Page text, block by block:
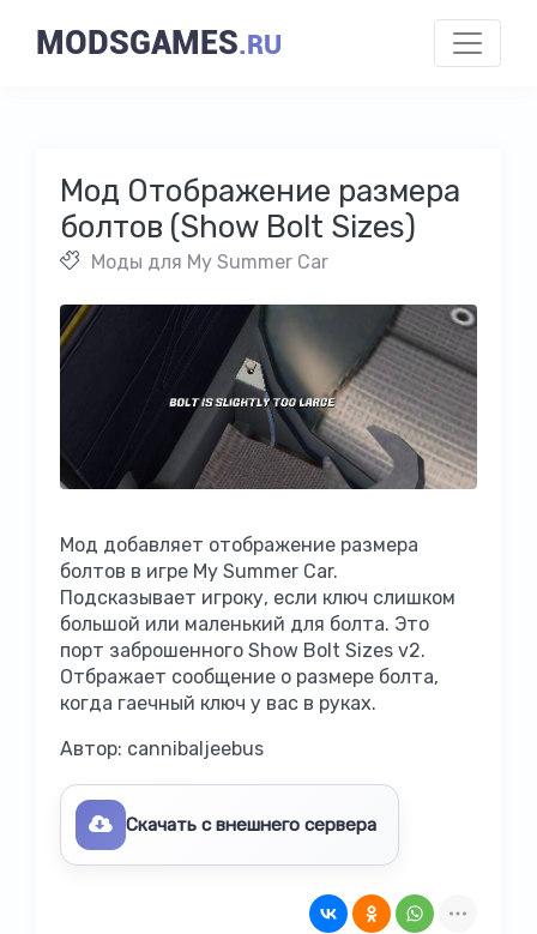
MODSGAMES.RU
Мод Отображение размера
болтов (Show Bolt Sizes)
Моды для My Summer Car
Мод добавляет отображение размера
болтов в игре My Summer Car.
Подсказывает игроку, если ключ слишком
большой или маленький для болта. Это
порт заброшенного Show Bolt Sizes v2.
Отбражает сообщение о размере болта,
когда гаечный ключ у вас в руках.
Автор: cannibaljeebus
Скачать с внешнего сервера